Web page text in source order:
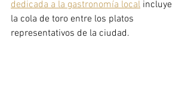
dedicada a la gastronomía local incluye
la cola de toro entre los platos
representativos de la ciudad.